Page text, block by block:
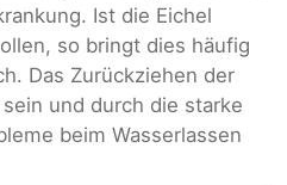
Ist die Eichel
so bringt dies häufig
Das Zurückziehen der
und durch die starke
beim Wasserlassen